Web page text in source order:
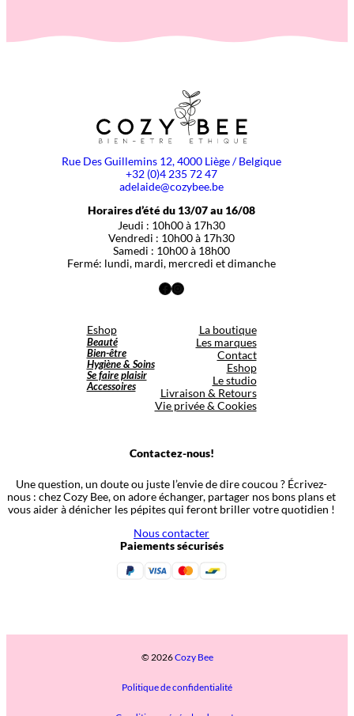
Rue Des Guillemins 12, 4000 Liège / Belgique
+32 (0)4 235 72 47
adelaide@cozybee.be
Horaires d’été du 13/07 au 16/08
Jeudi : 10h00 à 17h30
Vendredi : 10h00 à 17h30
Samedi : 10h00 à 18h00
Fermé: lundi, mardi, mercredi et dimanche
Facebook
Instagram
Eshop
Beauté
Bien-être
Hygiène & Soins
Se faire plaisir
Accessoires
La boutique
Les marques
Contact
Eshop
Le studio
Livraison & Retours
Vie privée & Cookies
Contactez-nous!
Une question, un doute ou juste l’envie de dire coucou ? Écrivez-
nous : chez Cozy Bee, on adore échanger, partager nos bons plans et
vous aider à dénicher les pépites qui feront briller votre quotidien !
Nous contacter
Paiements sécurisés
© 2026Cozy Bee
Politique de confidentialité